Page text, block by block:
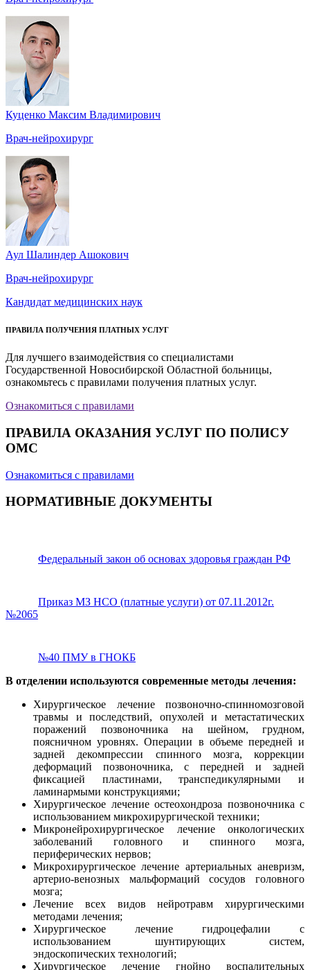
Куценко Максим Владимирович
Врач-нейрохирург
Аул Шалиндер Ашокович
Врач-нейрохирург
Кандидат медицинских наук
ПРАВИЛА ПОЛУЧЕНИЯ ПЛАТНЫХ УСЛУГ
Для лучшего взаимодействия со специалистами
Государственной Новосибирской Областной больницы,
ознакомьтесь с правилами получения платных услуг.
Ознакомиться с правилами
ПРАВИЛА ОКАЗАНИЯ УСЛУГ ПО ПОЛИСУ
ОМС
Ознакомиться с правилами
НОРМАТИВНЫЕ ДОКУМЕНТЫ
Федеральный закон об основах здоровья граждан РФ
Приказ МЗ НСО (платные услуги) от 07.11.2012г.
№2065
№40 ПМУ в ГНОКБ
В отделении используются современные методы лечения:
Хирургическое лечение позвоночно-спинномозговой
травмы и последствий, опухолей и метастатических
поражений позвоночника на шейном, грудном,
поясничном уровнях. Операции в объеме передней и
задней декомпрессии спинного мозга, коррекции
деформаций позвоночника, с передней и задней
фиксацией пластинами, транспедикулярными и
ламинармыми конструкциями;
Хирургическое лечение остеохондроза позвоночника с
использованием микрохирургической техники;
Микронейрохирургическое лечение онкологических
заболеваний головного и спинного мозга,
периферических нервов;
Микрохирургическое лечение артериальных аневризм,
артерио-венозных мальформаций сосудов головного
мозга;
Лечение всех видов нейротравм хирургическими
методами лечения;
Хирургическое лечение гидроцефалии с
использованием шунтирующих систем,
эндоскопических технологий;
Хирургическое лечение гнойно воспалительных